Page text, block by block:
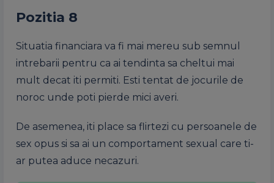
Pozitia 8
Situatia financiara va fi mai mereu sub semnul
intrebarii pentru ca ai tendinta sa cheltui mai
mult decat iti permiti. Esti tentat de jocurile de
noroc unde poti pierde mici averi.
De asemenea, iti place sa flirtezi cu persoanele de
sex opus si sa ai un comportament sexual care ti-
ar putea aduce necazuri.